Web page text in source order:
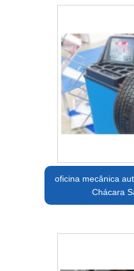
oficina mecânica
Chácara